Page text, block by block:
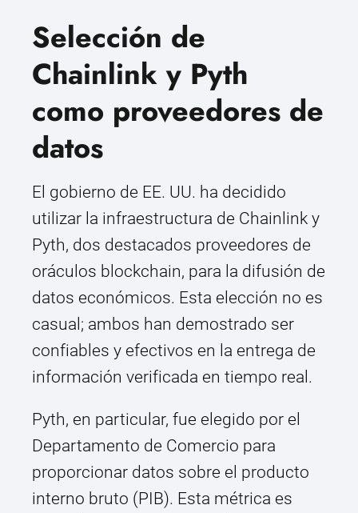
Selección de
Chainlink y Pyth
como proveedores de
datos
El gobierno de EE. UU. ha decidido
utilizar la infraestructura de Chainlink y
Pyth, dos destacados proveedores de
oráculos blockchain, para la difusión de
datos económicos. Esta elección no es
casual; ambos han demostrado ser
confiables y efectivos en la entrega de
información verificada en tiempo real.
Pyth, en particular, fue elegido por el
Departamento de Comercio para
proporcionar datos sobre el producto
interno bruto (PIB). Esta métrica es